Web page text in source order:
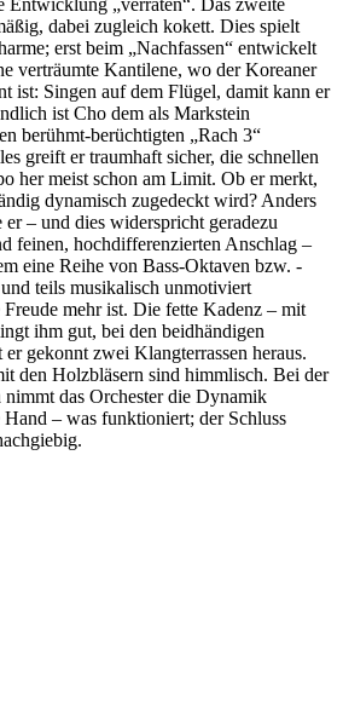
dabei zugleich kokett. Dies spielt
erst beim „Nachfassen“ entwickelt
verträumte Kantilene, wo der Koreaner
ist: Singen auf dem Flügel, damit kann er
ist Cho dem als Markstein
berühmt-berüchtigten „Rach 3“
greift er traumhaft sicher, die schnellen
her meist schon am Limit. Ob er merkt,
dynamisch zugedeckt wird? Anders
– und dies widerspricht geradezu
feinen, hochdifferenzierten Anschlag –
eine Reihe von Bass-Oktaven bzw. -
teils musikalisch unmotiviert
Freude mehr ist. Die fette Kadenz – mit
ihm gut, bei den beidhändigen
gekonnt zwei Klangterrassen heraus.
den Holzbläsern sind himmlisch. Bei der
das Orchester die Dynamik
Hand – was funktioniert; der Schluss